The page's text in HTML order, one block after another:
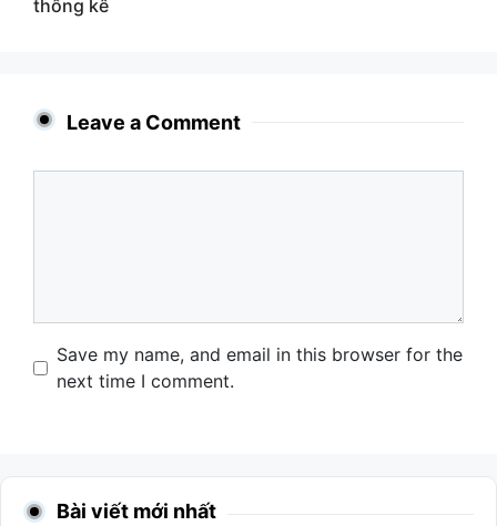
thống kê
Leave a Comment
Name
Email
Website
Save my name, and email in this browser for the
next time I comment.
Bài viết mới nhất